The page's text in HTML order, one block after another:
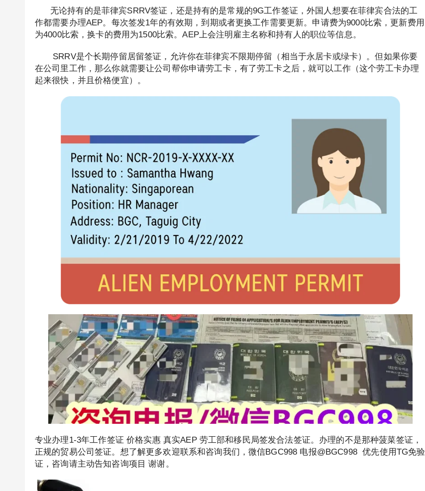
无论持有的是菲律宾SRRV签证，还是持有的是常规的9G工作签证，外国人想要在菲律宾合法的工
作都需要办理AEP。每次签发1年的有效期，到期或者更换工作需要更新。申请费为9000比索，更新费用
为4000比索，换卡的费用为1500比索。AEP上会注明雇主名称和持有人的职位等信息。
SRRV是个长期停留居留签证，允许你在菲律宾不限期停留（相当于永居卡或绿卡）。但如果你要
在公司里工作，那么你就需要让公司帮你申请劳工卡，有了劳工卡之后，就可以工作（这个劳工卡办理
起来很快，并且价格便宜）。
专业办理1-3年工作签证 价格实惠 真实AEP 劳工部和移民局签发合法签证。办理的不是那种菠菜签证，
正规的贸易公司签证。想了解更多欢迎联系和咨询我们，微信BGC998 电报@BGC998 优先使用TG免验
证，咨询请主动告知咨询项目 谢谢。